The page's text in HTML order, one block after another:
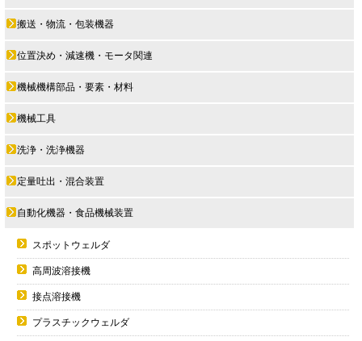
搬送・物流・包装機器
位置決め・減速機・モータ関連
機械機構部品・要素・材料
機械工具
洗浄・洗浄機器
定量吐出・混合装置
自動化機器・食品機械装置
スポットウェルダ
高周波溶接機
接点溶接機
プラスチックウェルダ